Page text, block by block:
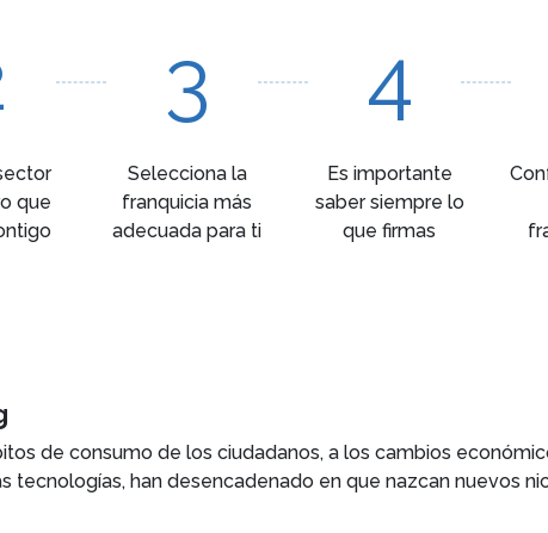
que
3
Selecciona la
franquicia más
adecuada para ti
4
Es importante
saber siempre lo
que firmas
de consumo de los ciudadanos, a los cambios
tecnologías, han desencadenado en que nazcan nuevos